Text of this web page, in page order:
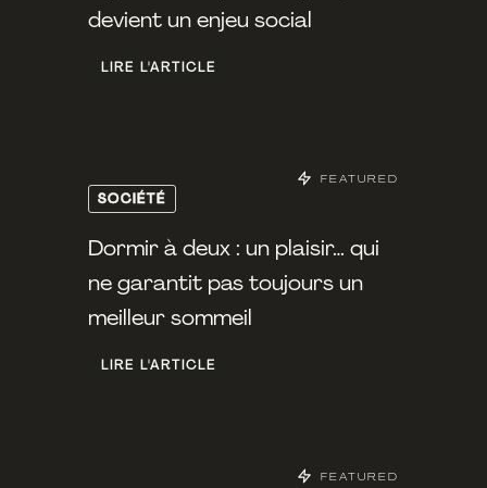
devient un enjeu social
LIRE L'ARTICLE
SOCIÉTÉ
Dormir à deux : un plaisir… qui
ne garantit pas toujours un
meilleur sommeil
LIRE L'ARTICLE
FEATURED
FEATURED